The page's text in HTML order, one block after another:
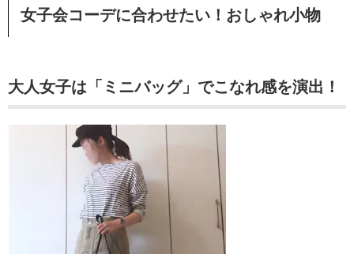
女子会コーデに合わせたい！おしゃれ小物
大人女子は「ミニバッグ」でこなれ感を演出！